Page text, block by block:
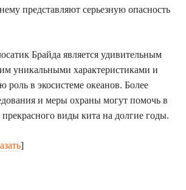
представляют серьезную опасность
Брайда является удивительным
уникальными характеристиками и
в экосистеме океанов. Более
и меры охраны могут помочь в
прекрасного виды кита на долгие годы.
]